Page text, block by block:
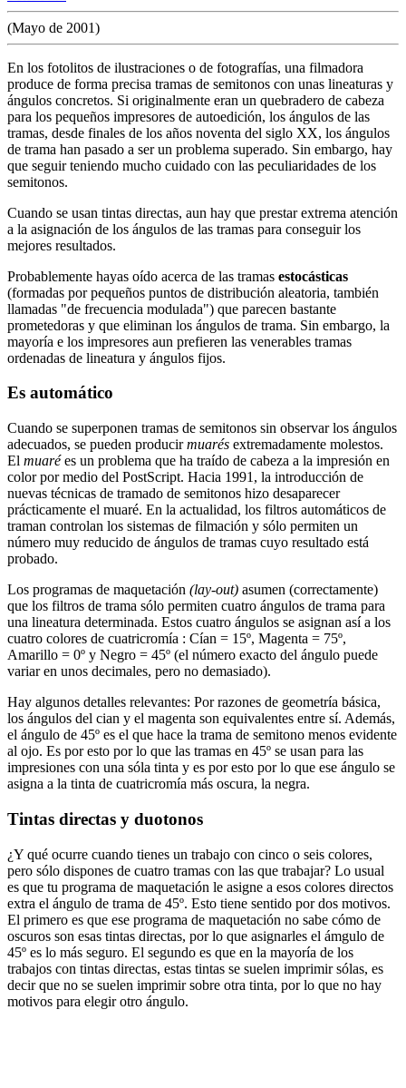
(Mayo de 2001)
En los fotolitos de ilustraciones o de fotografías, una filmadora
produce de forma precisa tramas de semitonos con unas lineaturas y
ángulos concretos. Si originalmente eran un quebradero de cabeza
para los pequeños impresores de autoedición, los ángulos de las
tramas, desde finales de los años noventa del siglo XX, los ángulos
de trama han pasado a ser un problema superado. Sin embargo, hay
que seguir teniendo mucho cuidado con las peculiaridades de los
semitonos.
Cuando se usan tintas directas, aun hay que prestar extrema atención
a la asignación de los ángulos de las tramas para conseguir los
mejores resultados.
Probablemente hayas oído acerca de las tramas estocásticas
(formadas por pequeños puntos de distribución aleatoria, también
llamadas "de frecuencia modulada") que parecen bastante
prometedoras y que eliminan los ángulos de trama. Sin embargo, la
mayoría e los impresores aun prefieren las venerables tramas
ordenadas de lineatura y ángulos fijos.
Es automático
Cuando se superponen tramas de semitonos sin observar los ángulos
adecuados, se pueden producirmuarés extremadamente molestos.
El muarées un problema que ha traído de cabeza a la impresión en
color por medio del PostScript. Hacia 1991, la introducción de
nuevas técnicas de tramado de semitonos hizo desaparecer
prácticamente el muaré. En la actualidad, los filtros automáticos de
traman controlan los sistemas de filmación y sólo permiten un
número muy reducido de ángulos de tramas cuyo resultado está
probado.
Los programas de maquetación (lay-out) asumen (correctamente)
que los filtros de trama sólo permiten cuatro ángulos de trama para
una lineatura determinada. Estos cuatro ángulos se asignan así a los
cuatro colores de cuatricromía : Cían = 15º, Magenta = 75º,
Amarillo = 0º y Negro = 45º (el número exacto del ángulo puede
variar en unos decimales, pero no demasiado).
Hay algunos detalles relevantes: Por razones de geometría básica,
los ángulos del cian y el magenta son equivalentes entre sí. Además,
el ángulo de 45º es el que hace la trama de semitono menos evidente
al ojo. Es por esto por lo que las tramas en 45º se usan para las
impresiones con una sóla tinta y es por esto por lo que ese ángulo se
asigna a la tinta de cuatricromía más oscura, la negra.
Tintas directas y duotonos
¿Y qué ocurre cuando tienes un trabajo con cinco o seis colores,
pero sólo dispones de cuatro tramas con las que trabajar? Lo usual
es que tu programa de maquetación le asigne a esos colores directos
extra el ángulo de trama de 45º. Esto tiene sentido por dos motivos.
El primero es que ese programa de maquetación no sabe cómo de
oscuros son esas tintas directas, por lo que asignarles el ámgulo de
45º es lo más seguro. El segundo es que en la mayoría de los
trabajos con tintas directas, estas tintas se suelen imprimir sólas, es
decir que no se suelen imprimir sobre otra tinta, por lo que no hay
motivos para elegir otro ángulo.